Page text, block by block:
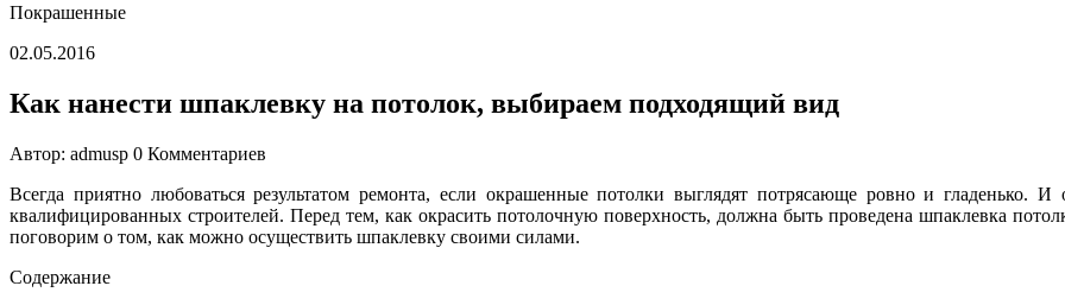
Покрашенные
02.05.2016
Как нанести шпаклевку на потолок, выбираем подходящий вид
Автор: admusp 0 Комментариев
Всегда приятно любоваться результатом ремонта, если окрашенные потолки выглядят потрясающе ровно и
квалифицированных строителей. Перед тем, как окрасить потолочную поверхность, должна быть проведена шпаклевка
поговорим о том, как можно осуществить шпаклевку своими силами.
Содержание